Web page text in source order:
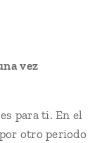
vez
para ti. En el
otro periodo